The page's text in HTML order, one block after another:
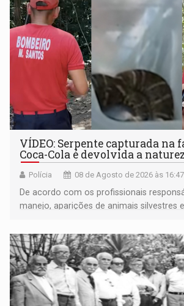
VÍDEO: Serpente capturada na
Coca-Cola é devolvida a
Polícia 08 de Agosto de 2026 às 16:47
De acordo com os profissionais
manejo, aparições de animais silvestres